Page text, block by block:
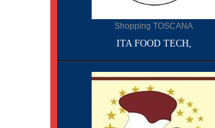
Shopping TOSCANA
ITA FOOD TECH,